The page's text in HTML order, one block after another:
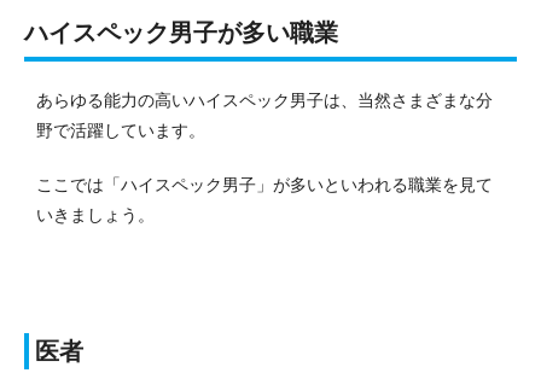
ハイスペック男子が多い職業
あらゆる能力の高いハイスペック男子は、当然さまざまな分
野で活躍しています。
ここでは「ハイスペック男子」が多いといわれる職業を見て
いきましょう。
医者